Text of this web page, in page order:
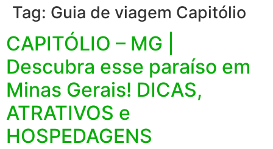
Tag: Guia de viagem Capitólio
CAPITÓLIO – MG |
Descubra esse paraíso em
Minas Gerais! DICAS,
ATRATIVOS e
HOSPEDAGENS